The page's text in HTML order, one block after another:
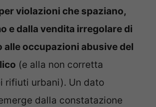
violazioni che spaziano,
e dalla vendita irregolare di
alle occupazioni abusive del
(e alla non corretta
rifiuti urbani). Un dato
dalla constatazione